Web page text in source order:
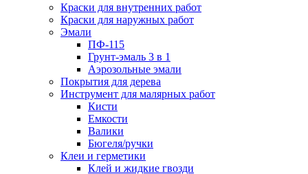
Краски для внутренних работ
Краски для наружных работ
Эмали
ПФ-115
Грунт-эмаль 3 в 1
Аэрозольные эмали
Покрытия для дерева
Инструмент для малярных работ
Кисти
Емкости
Валики
Бюгеля/ручки
Клеи и герметики
Клей и жидкие гвозди